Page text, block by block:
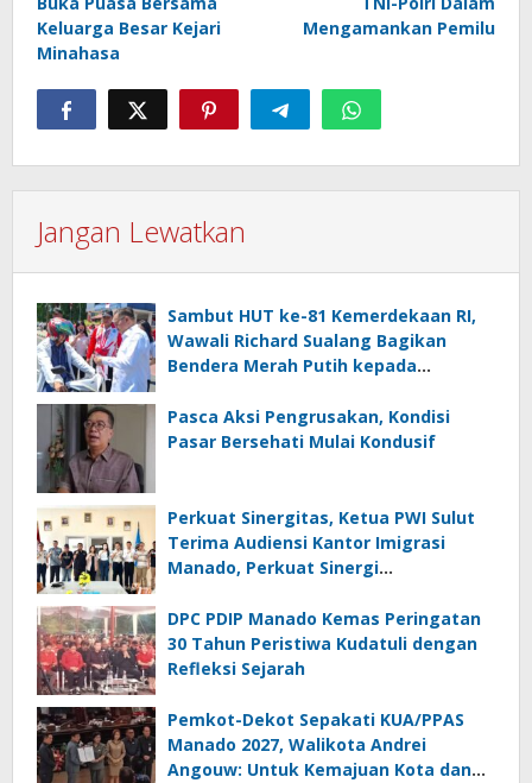
Keluarga Besar Kejari
Minahasa
Mengamankan Pemilu
Jangan Lewatkan
Sambut HUT ke-81 Kemerdekaan RI,
Wawali Richard Sualang Bagikan
Bendera Merah Putih kepada
Pasca Aksi Pengrusakan, Kondisi
Pasar Bersehati Mulai Kondusif
Perkuat Sinergitas, Ketua PWI Sulut
Terima Audiensi Kantor Imigrasi
Manado, Perkuat Sinergi
Keimigrasian
DPC PDIP Manado Kemas Peringatan
30 Tahun Peristiwa Kudatuli dengan
Refleksi Sejarah
Pemkot-Dekot Sepakati KUA/PPAS
Manado 2027, Walikota Andrei
Angouw: Untuk Kemajuan Kota dan